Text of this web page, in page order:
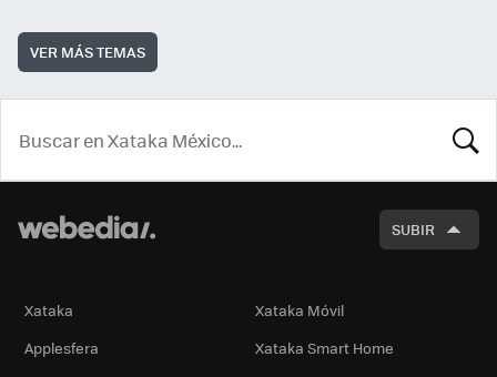
VER MÁS TEMAS
SUBIR
Xataka
Xataka Móvil
Applesfera
Xataka Smart Home